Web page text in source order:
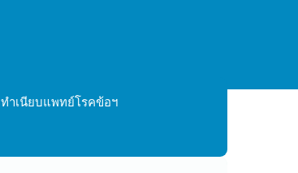
ทำเนียบแพทย์โรคข้อฯ